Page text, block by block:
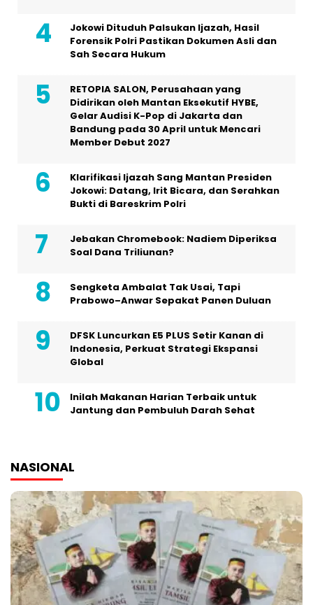
Jokowi Dituduh Palsukan Ijazah, Hasil
Forensik Polri Pastikan Dokumen Asli dan
Sah Secara Hukum
RETOPIA SALON, Perusahaan yang
Didirikan oleh Mantan Eksekutif HYBE,
Gelar Audisi K-Pop di Jakarta dan
Bandung pada 30 April untuk Mencari
Member Debut 2027
Klarifikasi Ijazah Sang Mantan Presiden
Jokowi: Datang, Irit Bicara, dan Serahkan
Bukti di Bareskrim Polri
Jebakan Chromebook: Nadiem Diperiksa
Soal Dana Triliunan?
Sengketa Ambalat Tak Usai, Tapi
Prabowo–Anwar Sepakat Panen Duluan
DFSK Luncurkan E5 PLUS Setir Kanan di
Indonesia, Perkuat Strategi Ekspansi
Global
Inilah Makanan Harian Terbaik untuk
Jantung dan Pembuluh Darah Sehat
NASIONAL